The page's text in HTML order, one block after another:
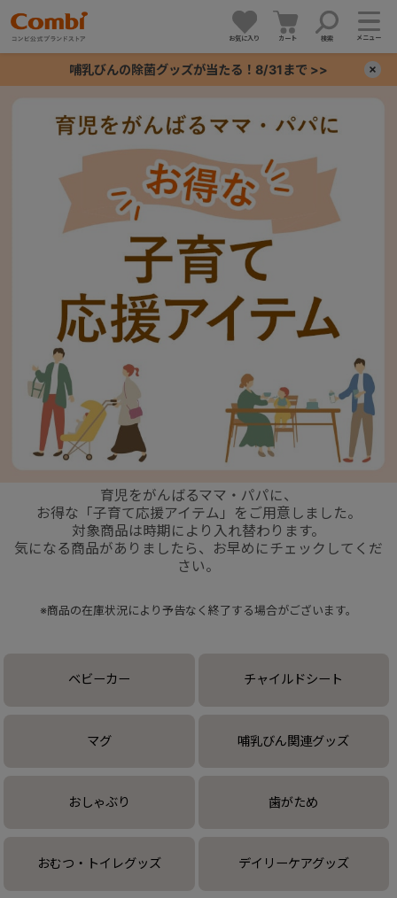
お気に入り カート 検索 メニュー
哺乳びんの除菌グッズが当たる！8/31まで >>
育児をがんばるママ・パパに、
お得な「子育て応援アイテム」をご用意しました。
対象商品は時期により入れ替わります。
気になる商品がありましたら、お早めにチェックしてくだ
さい。
※商品の在庫状況により予告なく終了する場合がございます。
ベビーカー チャイルドシート
マグ 哺乳びん関連グッズ
おしゃぶり 歯がため
おむつ・トイレグッズ デイリーケアグッズ